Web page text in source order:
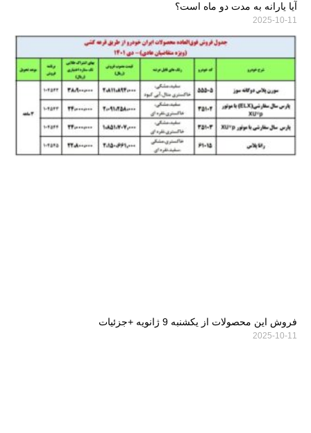
آیا یارانه به مدت دو ماه است؟
2025-10-11
فروش این محصولات از یکشنبه 9 ژانویه +جزئیات
2025-10-11